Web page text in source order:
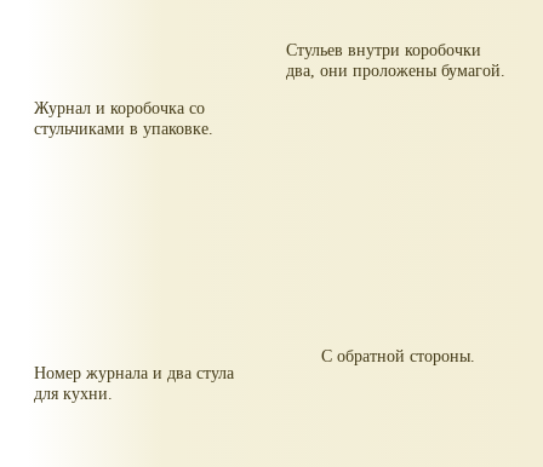
Журнал и коробочка со
стульчиками в упаковке.
Стульев внутри коробочки
два, они проложены бумагой.
Номер журнала и два стула
для кухни.
С обратной стороны.